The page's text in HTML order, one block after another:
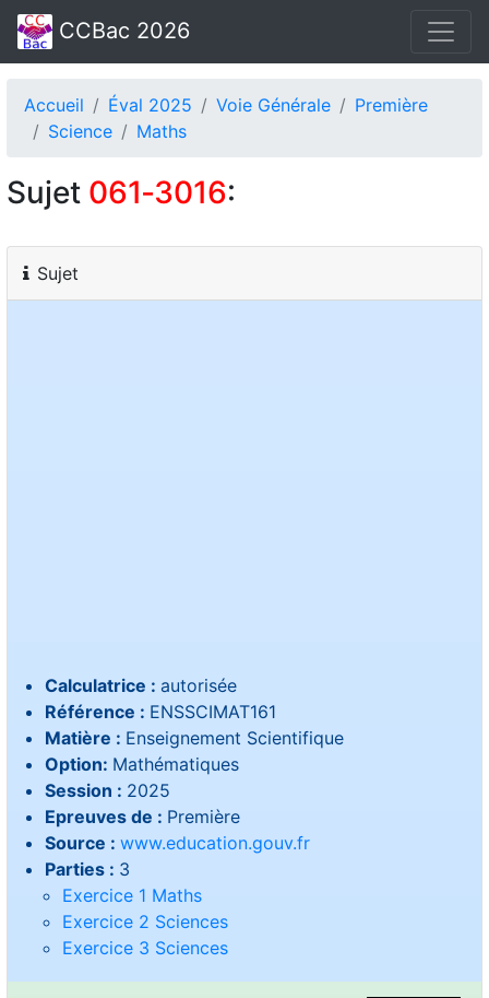
CCBac 2026
Accueil Éval 2025 Voie Générale
Première
Science
Maths
Sujet 061‑3016:
Sujet
Calculatrice : autorisée
Référence : ENSSCIMAT161
Matière : Enseignement Scientifique
Option: Mathématiques
Session : 2025
Epreuves de : Première
Source : www.education.gouv.fr
Parties : 3
Exercice 1 Maths
Exercice 2 Sciences
Exercice 3 Sciences